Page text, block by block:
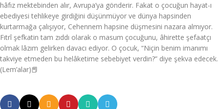
hâfız mektebinden alır, Avrupa’ya gönderir. Fakat o çocuğun hayat-ı
ebediyesi tehlikeye girdiğini düşünmüyor ve dünya hapsinden
kurtarmağa çalışıyor, Cehennem hapsine düşmesini nazara almıyor.
Fıtrî şefkatin tam zıddı olarak o masum çocuğunu, âhirette şefaatçı
olmak lâzım gelirken davacı ediyor. O çocuk, “Niçin benim imanımı
takviye etmeden bu helâketime sebebiyet verdin?” diye şekva edecek.
(Lem’alar)📕